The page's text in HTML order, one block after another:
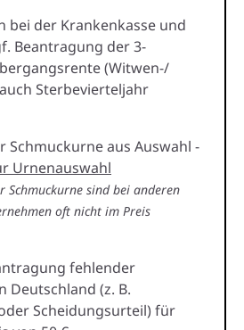
bei der Krankenkasse und
Beantragung der 3-
(Witwen-/
Sterbevierteljahr
Schmuckurne aus Auswahl -
Urnenauswahl
Schmuckurne sind bei anderen
oft nicht im Preis
fehlender
Deutschland (z. B.
Scheidungsurteil) für